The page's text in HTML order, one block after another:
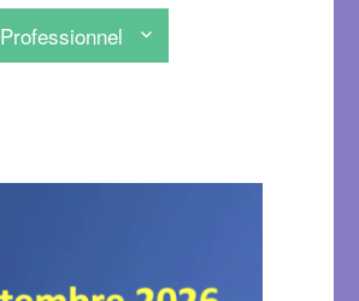
Professionnel